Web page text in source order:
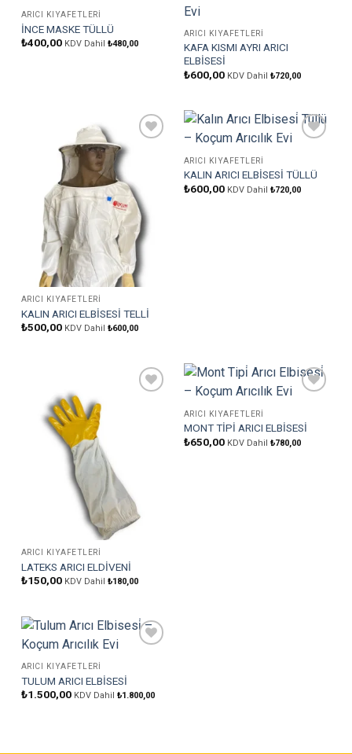
ARICI KIYAFETLERI
İNCE MASKE TÜLLÜ
₺400,00 KDV Dahil ₺480,00
ARICI KIYAFETLERI
KAFA KISMI AYRI ARICI
ELBİSESİ
₺600,00 KDV Dahil ₺720,00
Favorilere
ARICI KIYAFETLERI
KALIN ARICI ELBİSESİ TELLİ
₺500,00 KDV Dahil ₺600,00
ARICI KIYAFETLERI
KALIN ARICI ELBİSESİ TÜLLÜ
₺600,00 KDV Dahil ₺720,00
ARICI KIYAFETLERI
LATEKS ARICI ELDİVENİ
₺150,00 KDV Dahil ₺180,00
ARICI KIYAFETLERI
MONT TİPİ ARICI ELBİSESİ
₺650,00 KDV Dahil ₺780,00
ARICI KIYAFETLERI
TULUM ARICI ELBİSESİ
₺1.500,00 KDV Dahil ₺1.800,00